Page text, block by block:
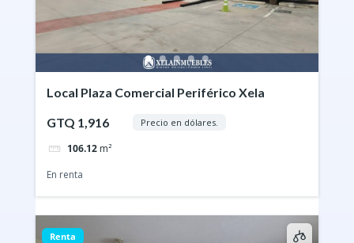
Local Plaza Comercial Periférico Xela
GTQ 1,916
Precio en dólares.
106.12 m²
En renta
Renta